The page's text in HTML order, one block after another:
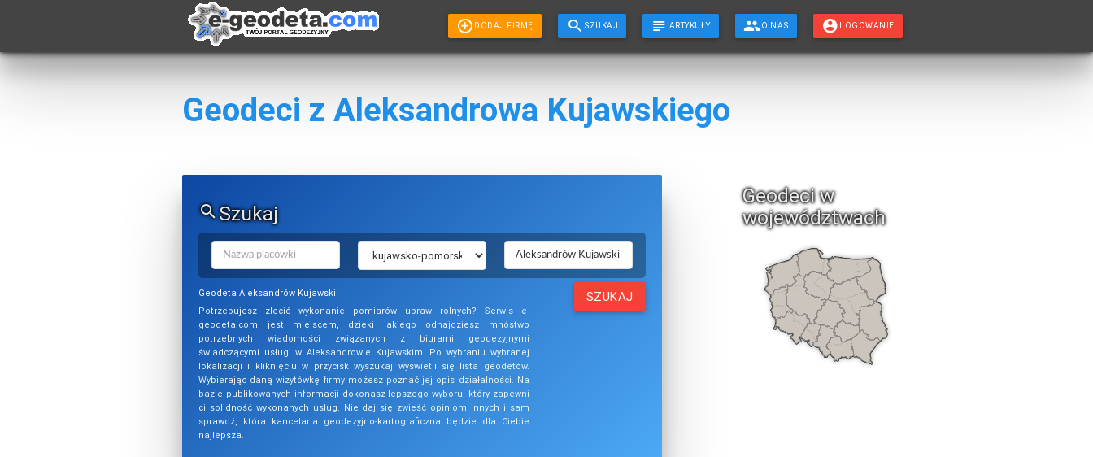
DODAJ FIRMĘ SZUKAJ ARTYKUŁY O NAS LOGOWANIE
Geodeci z Aleksandrowa Kujawskiego
Szukaj
Geodeta Aleksandrów Kujawski
Potrzebujesz zlecić wykonanie pomiarów upraw rolnych? Serwis e-
geodeta.com jest miejscem, dzięki jakiego odnajdziesz mnóstwo
potrzebnych wiadomości związanych z biurami geodezyjnymi
świadczącymi usługi w Aleksandrowie Kujawskim. Po wybraniu wybranej
lokalizacji i kliknięciu w przycisk wyszukaj wyświetli się lista geodetów.
Wybierając daną wizytówkę firmy możesz poznać jej opis działalności. Na
bazie publikowanych informacji dokonasz lepszego wyboru, który zapewni
ci solidność wykonanych usług. Nie daj się zwieść opiniom innych i sam
sprawdź, która kancelaria geodezyjno-kartograficzna będzie dla Ciebie
najlepsza.
SZUKAJ
Geodeci w
województwach